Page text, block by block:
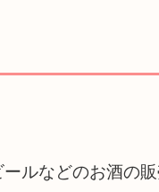
ルなどのお酒の